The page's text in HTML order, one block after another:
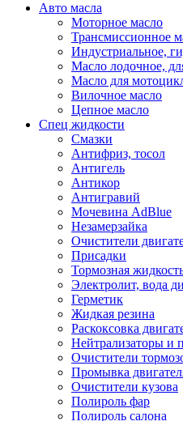
Авто масла
Моторное масло
Трансмиссионное
Индустриальное,
Масло лодочное,
Масло для
Вилочное масло
Цепное масло
Спец жидкости
Смазки
Антифриз, тосол
Антигель
Антикор
Антигравий
Мочевина AdBlue
Незамерзайка
Очистители
Присадки
Тормозная
Электролит, вода
Герметик
Жидкая резина
Раскоксовка
Нейтрализаторы и
Очистители
Промывка
Очистители кузова
Полироль фар
Полироль салона